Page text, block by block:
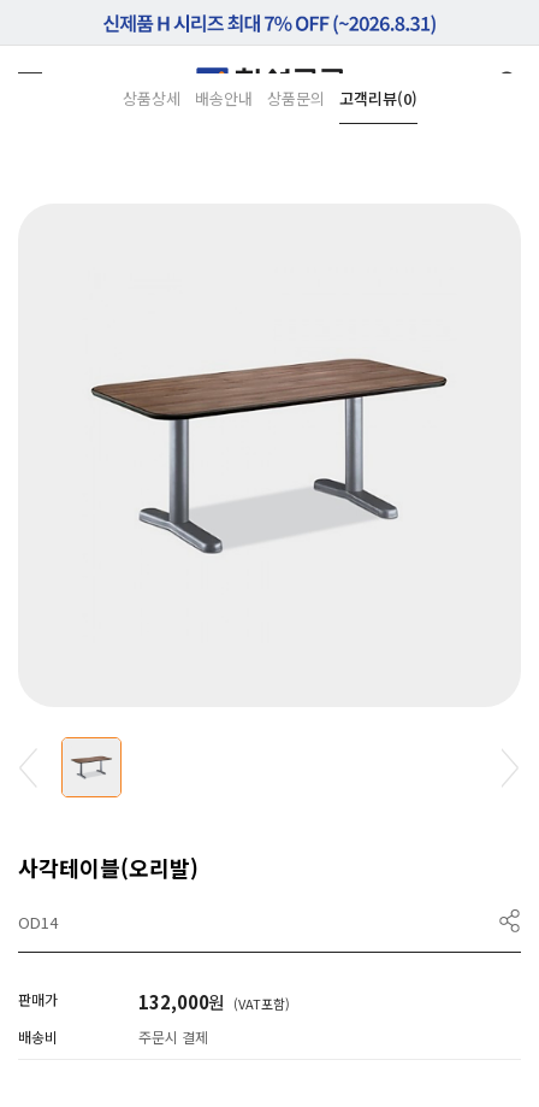
사각테이블(오리발)
OD14
판매가 132,000원 (VAT포함)
배송비 주문시 결제
상품상세 배송안내 상품문의 고객리뷰(0)